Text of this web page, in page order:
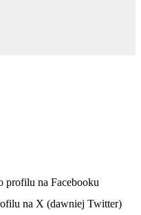
karcie
profilu na Facebooku
na X (dawniej Twitter)